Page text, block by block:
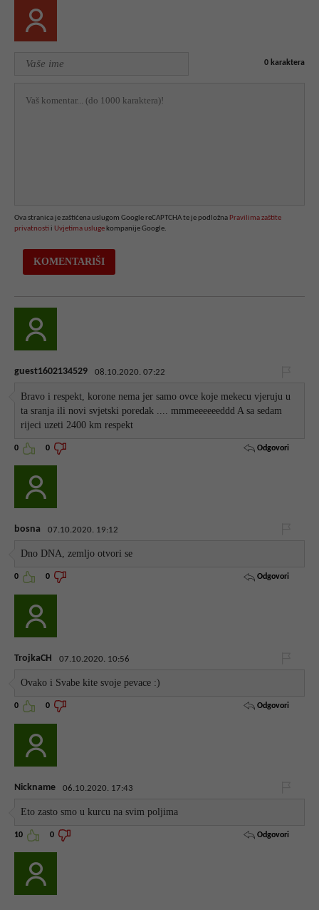
0 karaktera
Ova stranica je zaštićena uslugom Google reCAPTCHA te je podložna Pravilima zaštite
privatnosti i Uvjetima uslugekompanije Google.
guest1602134529 08.10.2020. 07:22
Bravo i respekt, korone nema jer samo ovce koje mekecu vjeruju u
ta sranja ili novi svjetski poredak .... mmmeeeeeeddd A sa sedam
rijeci uzeti 2400 km respekt
0 0 Odgovori
bosna 07.10.2020. 19:12
Dno DNA, zemljo otvori se
0 0 Odgovori
TrojkaCH 07.10.2020. 10:56
Ovako i Svabe kite svoje pevace :)
0 0 Odgovori
Nickname 06.10.2020. 17:43
Eto zasto smo u kurcu na svim poljima
10 0 Odgovori